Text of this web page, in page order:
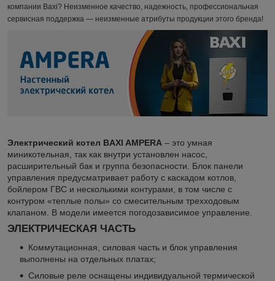
компании Baxi? Неизменное качество, надежность, профессиональная
сервисная поддержка — неизменные атрибуты продукции этого бренда!
Электрический котел BAXI AMPERA – это умная
миникотельная, так как внутри установлен насос,
расширительный бак и группа безопасности. Блок панели
управления предусматривает работу с каскадом котлов,
бойлером ГВС и несколькими контурами, в том числе с
контуром «теплые полы» со смесительным трехходовым
клапаном. В модели имеется погодозависимое управление.
ЭЛЕКТРИЧЕСКАЯ ЧАСТЬ
Коммутационная, силовая часть и блок управления
выполнены на отдельных платах;
Силовые реле оснащены индивидуальной термической